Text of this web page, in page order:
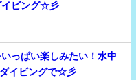
イビング☆彡
っぱい楽しみたい！水中
ダイビングで☆彡